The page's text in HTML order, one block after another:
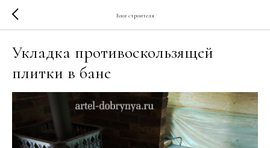
Блог строителя
Укладка противоскользящей
плитки в бане